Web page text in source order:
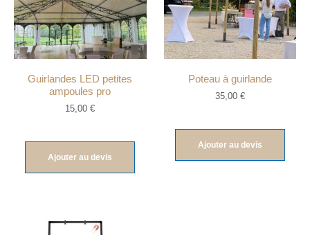
Guirlandes LED petites
ampoules pro
15,00€
Ajouter au devis
Poteau à guirlande
35,00 €
Ajouter au devis